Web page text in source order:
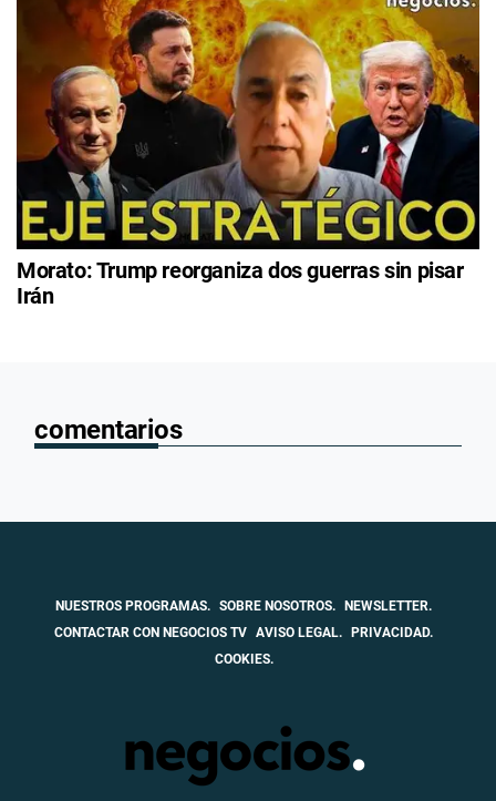
Morato: Trump reorganiza dos guerras sin pisar
Irán
comentarios
NUESTROS PROGRAMAS. SOBRE NOSOTROS.
NEWSLETTER.
CONTACTAR CON NEGOCIOS TV AVISO LEGAL.
PRIVACIDAD.
COOKIES.